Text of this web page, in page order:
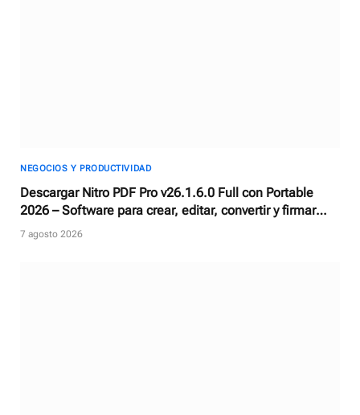
NEGOCIOS Y PRODUCTIVIDAD
Descargar Nitro PDF Pro v26.1.6.0 Full con Portable
2026 – Software para crear, editar, convertir y firmar
documentos PDF
7 agosto 2026